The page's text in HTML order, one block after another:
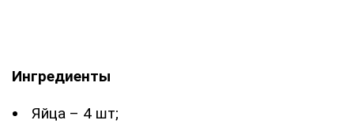
Ингредиенты
Яйца – 4 шт;